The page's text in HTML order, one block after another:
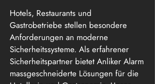
Hotels, Restaurants und
Gastrobetriebe stellen besondere
Anforderungen an moderne
Sicherheitssysteme. Als erfahrener
Sicherheitspartner bietet Anliker Alarm
massgeschneiderte Lösungen für die